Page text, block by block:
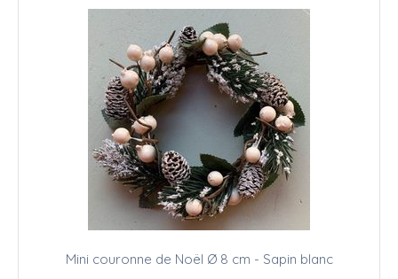
Mini couronne de Noël Ø 8 cm - Sapin blanc